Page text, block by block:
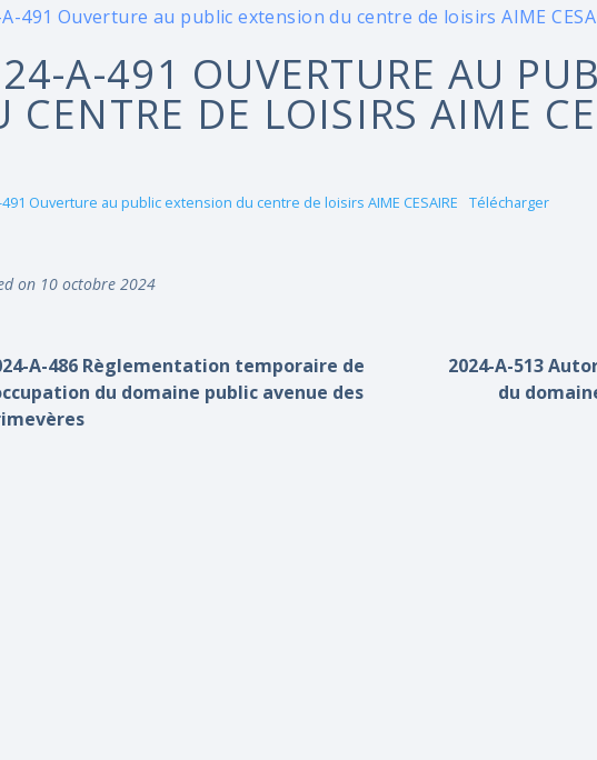
491 Ouverture au public extension du centre de loisirs AIME
A-491 OUVERTURE AU
CENTRE DE LOISIRS AIME
491 Ouverture au public extension du centre de loisirs AIME CESAIRE Télécharger
on 10 octobre 2024
A-486 Règlementation temporaire de
du domaine public avenue des
2024-A-513
du